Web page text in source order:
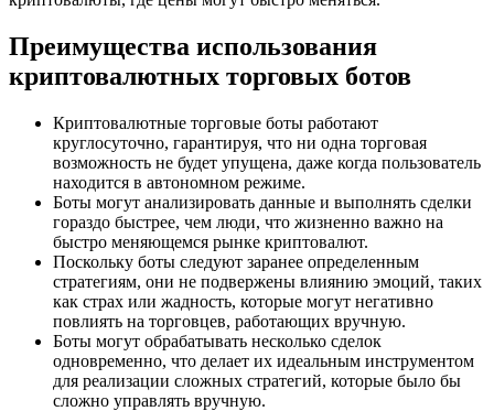
Преимущества использования
криптовалютных торговых ботов
Криптовалютные торговые боты работают
круглосуточно, гарантируя, что ни одна торговая
возможность не будет упущена, даже когда пользователь
находится в автономном режиме.
Боты могут анализировать данные и выполнять сделки
гораздо быстрее, чем люди, что жизненно важно на
быстро меняющемся рынке криптовалют.
Поскольку боты следуют заранее определенным
стратегиям, они не подвержены влиянию эмоций, таких
как страх или жадность, которые могут негативно
повлиять на торговцев, работающих вручную.
Боты могут обрабатывать несколько сделок
одновременно, что делает их идеальным инструментом
для реализации сложных стратегий, которые было бы
сложно управлять вручную.